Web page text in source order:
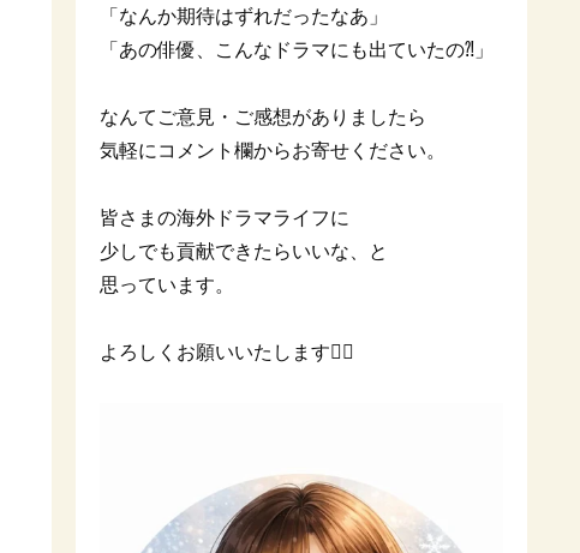
「なんか期待はずれだったなあ」
「あの俳優、こんなドラマにも出ていたの⁈」
なんてご意見・ご感想がありましたら
気軽にコメント欄からお寄せください。
皆さまの海外ドラマライフに
少しでも貢献できたらいいな、と
思っています。
よろしくお願いいたします🙇‍♀️